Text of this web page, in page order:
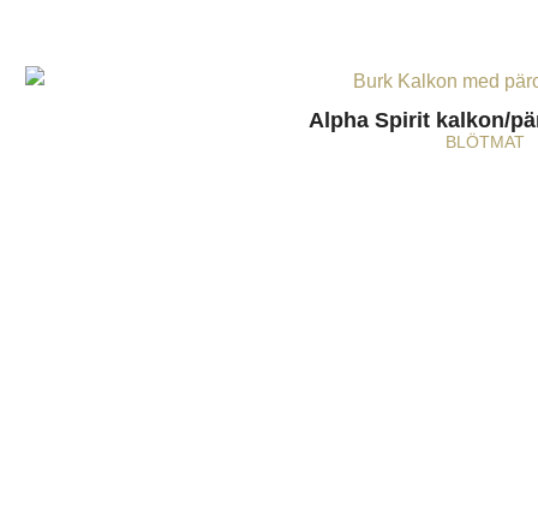
Alpha Spirit kalkon/
BLÖTMAT